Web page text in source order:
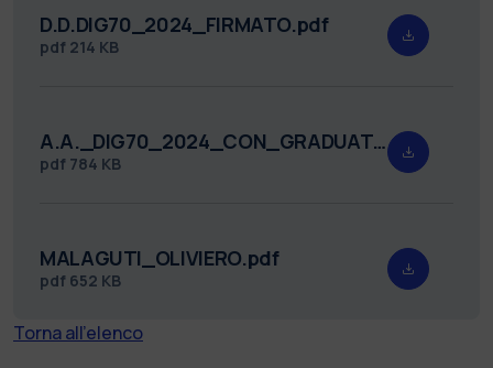
D.D.DIG70_2024_FIRMATO.pdf
pdf 214 KB
A.A._DIG70_2024_CON_GRADUATORIA_FIRMATO.pdf
pdf 784 KB
MALAGUTI_OLIVIERO.pdf
pdf 652 KB
Torna all'elenco